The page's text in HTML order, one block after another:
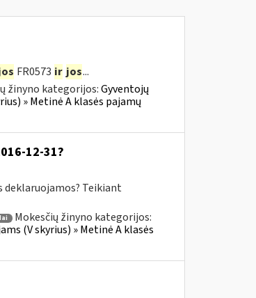
FR0573 ir jos...
žinyno kategorijos:Gyventojų
» Metinė A klasės pajamų
12-31?
deklaruojamos? Teikiant
Mokesčių žinyno kategorijos:
(V skyrius) » Metinė A klasės